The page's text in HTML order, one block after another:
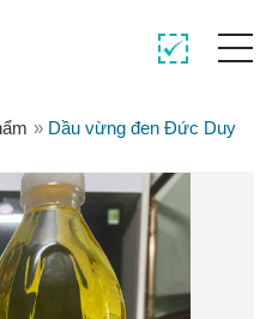
» Dầu vừng đen Đức Duy